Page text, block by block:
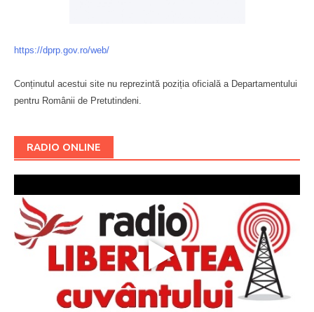
https://dprp.gov.ro/web/
Conținutul acestui site nu reprezintă poziția oficială a Departamentului
pentru Românii de Pretutindeni.
RADIO ONLINE